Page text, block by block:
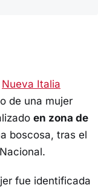
Nueva Italia
de una mujer
en zona de
boscosa, tras el
fue identificada